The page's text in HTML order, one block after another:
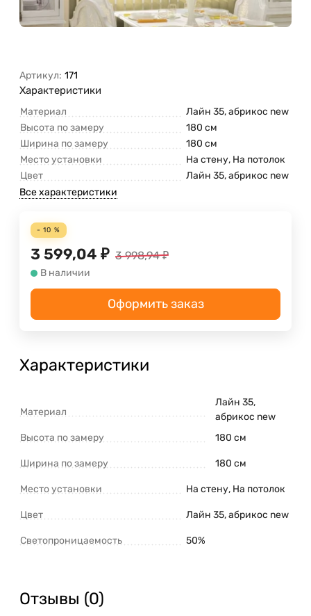
Артикул: 171
Характеристики
Материал
Лайн 35, абрикос new
Высота по замеру
180 см
Ширина по замеру
180 см
Место установки
На стену, На потолок
Цвет
Лайн 35, абрикос new
Все характеристики
- 10 %
3 599,04 ₽ 3 998,94 ₽
В наличии
Оформить заказ
Характеристики
Материал
Лайн 35,
абрикос new
Высота по замеру
180 см
Ширина по замеру 180 см
Место установки На стену, На потолок
Цвет Лайн 35, абрикос new
Светопроницаемость 50%
Отзывы (0)